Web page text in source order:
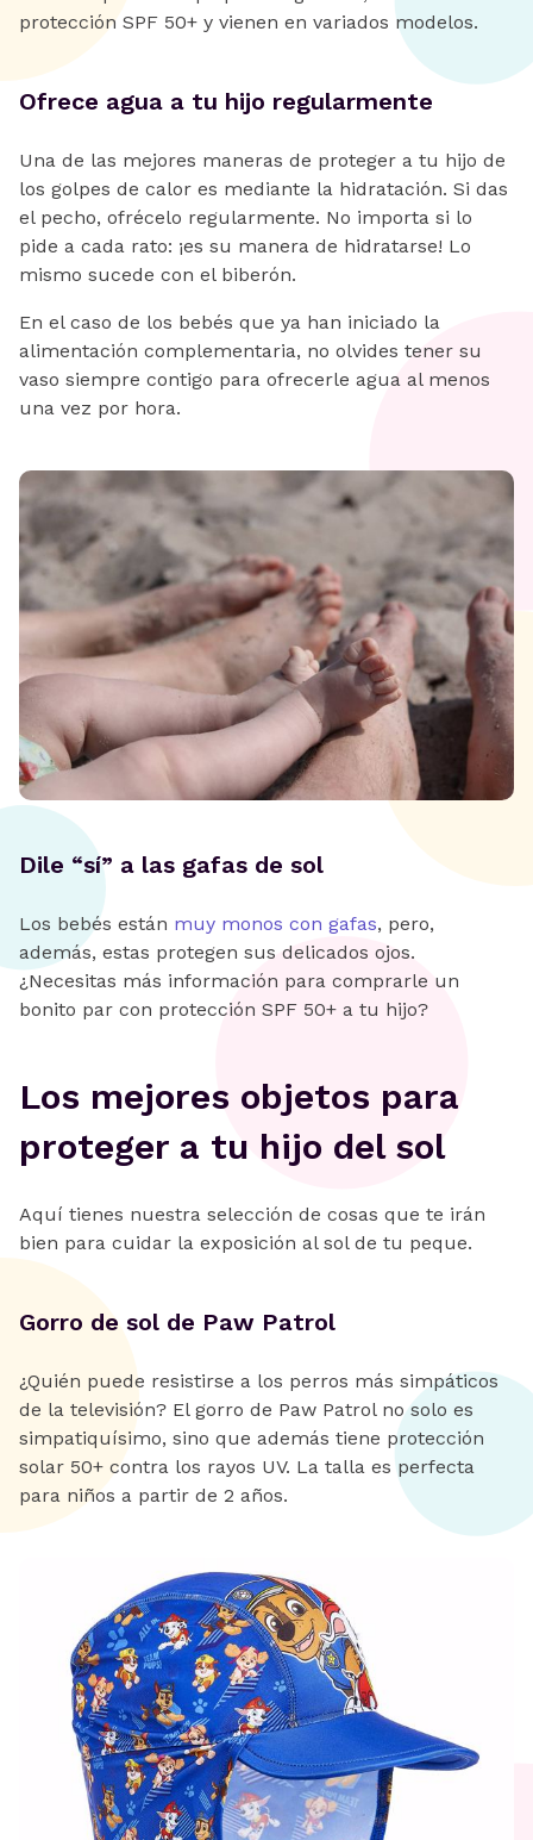
protección SPF 50+ y vienen en variados modelos.
Ofrece agua a tu hijo regularmente
Una de las mejores maneras de proteger a tu hijo de
los golpes de calor es mediante la hidratación. Si das
el pecho, ofrécelo regularmente. No importa si lo
pide a cada rato: ¡es su manera de hidratarse! Lo
mismo sucede con el biberón.
En el caso de los bebés que ya han iniciado la
alimentación complementaria, no olvides tener su
vaso siempre contigo para ofrecerle agua al menos
una vez por hora.
Dile “sí” a las gafas de sol
Los bebés están muy monos con gafas, pero,
además, estas protegen sus delicados ojos.
¿Necesitas más información para comprarle un
bonito par con protección SPF 50+ a tu hijo?
Los mejores objetos para
proteger a tu hijo del sol
Aquí tienes nuestra selección de cosas que te irán
bien para cuidar la exposición al sol de tu peque.
Gorro de sol de Paw Patrol
¿Quién puede resistirse a los perros más simpáticos
de la televisión? El gorro de Paw Patrol no solo es
simpatiquísimo, sino que además tiene protección
solar 50+ contra los rayos UV. La talla es perfecta
para niños a partir de 2 años.